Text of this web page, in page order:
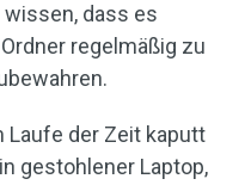
dass es
regelmäßig zu
Laufe der Zeit kaputt
gestohlener Laptop,